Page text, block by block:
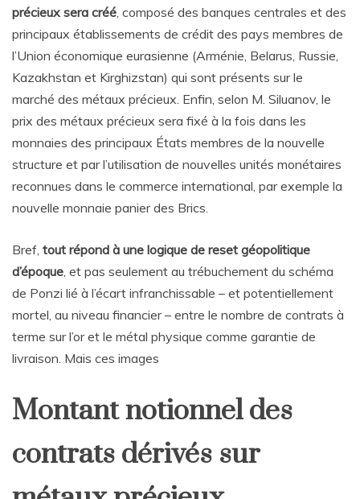
précieux sera créé, composé des banques centrales et des
principaux établissements de crédit des pays membres de
l’Union économique eurasienne (Arménie, Belarus, Russie,
Kazakhstan et Kirghizstan) qui sont présents sur le
marché des métaux précieux. Enfin, selon M. Siluanov, le
prix des métaux précieux sera fixé à la fois dans les
monnaies des principaux États membres de la nouvelle
structure et par l’utilisation de nouvelles unités monétaires
reconnues dans le commerce international, par exemple la
nouvelle monnaie panier des Brics.
Bref, tout répond à une logique de reset géopolitique
d’époque, et pas seulement au trébuchement du schéma
de Ponzi lié à l’écart infranchissable – et potentiellement
mortel, au niveau financier – entre le nombre de contrats à
terme sur l’or et le métal physique comme garantie de
livraison. Mais ces images
Montant notionnel des
contrats dérivés sur